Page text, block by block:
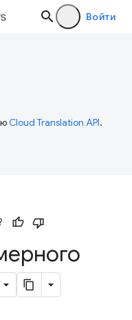
Войти
Cloud Translation API.